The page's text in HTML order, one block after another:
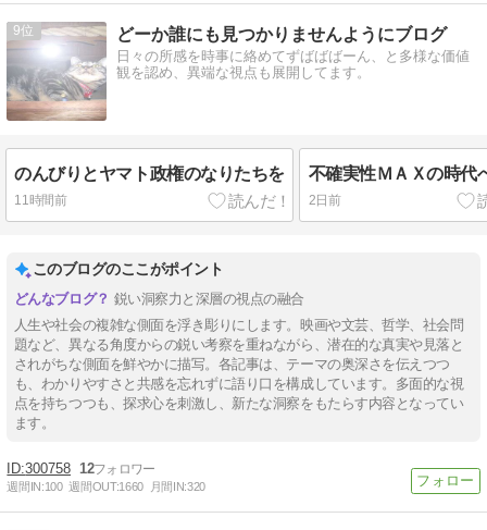
9 どーか誰にも見つかりませんようにブログ
日々の所感を時事に絡めてずばばばーん、と多様な価値
観を認め、異端な視点も展開してます。
のんびりとヤマト政権のなりたちを
11時間前
不確実性ＭＡＸの時代
2日前
このブログのここがポイント
鋭い洞察力と深層の視点の融合
人生や社会の複雑な側面を浮き彫りにします。映画や文芸、哲学、社会問
題など、異なる角度からの鋭い考察を重ねながら、潜在的な真実や見落と
されがちな側面を鮮やかに描写。各記事は、テーマの奥深さを伝えつつ
も、わかりやすさと共感を忘れずに語り口を構成しています。多面的な視
点を持ちつつも、探求心を刺激し、新たな洞察をもたらす内容となってい
ます。
300758 12
週間IN:100 週間OUT:1660 月間IN:320